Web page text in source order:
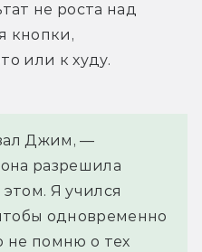
не роста над
кнопки,
или к худу.
Джим, —
она разрешила
Я учился
одновременно
не помню о тех